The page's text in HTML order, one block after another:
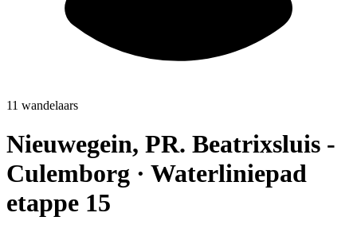
11 wandelaars
Nieuwegein, PR. Beatrixsluis -
Culemborg · Waterliniepad
etappe 15